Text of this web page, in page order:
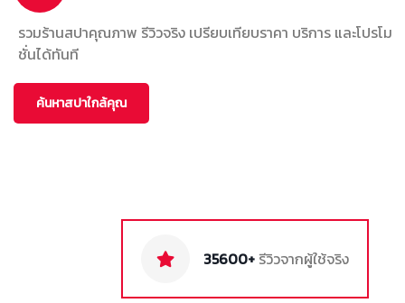
รวมร้านสปาคุณภาพ รีวิวจริง เปรียบเทียบราคา บริการ และโปรโม
ชั่นได้ทันที
ค้นหาสปาใกล้คุณ
35600+รีวิวจากผู้ใช้จริง